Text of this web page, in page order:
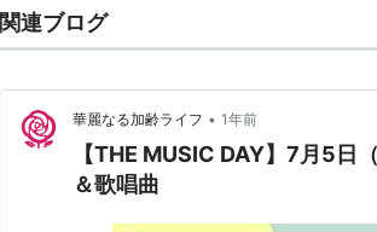
関連ブログ
華麗なる加齢ライフ • 1年前
【THE MUSIC DAY】7月5日
＆歌唱曲